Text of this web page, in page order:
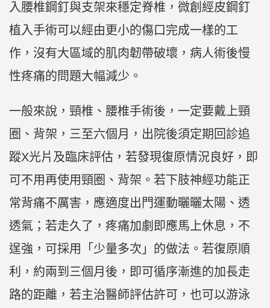
入腰椎鋼釘與支架來穩定脊椎，微創經皮鋼釘
植入手術可以經由更小的傷口完成一樣的工
作，沒有大區域的肌肉韌帶破壞，病人術後慢
性疼痛的問題大幅減少。
一般來說，頸椎、腰椎手術後，一定要戴上頸
圈、背架，三至六個月，出院後須定期回診追
蹤X光片及臨床評估，若發現復原情況良好，即
可不用再使用頸圈、背架。若下肢神經功能正
常背痛不厲害，應適度出門運動曬曬太陽、透
透氣；若走久了，疼痛加劇即應馬上休息，不
逞強，可採用「少量多次」的做法。若復原順
利，約兩到三個月後，即可循序漸進的加長走
路的距離，若主治醫師評估許可，也可以游泳